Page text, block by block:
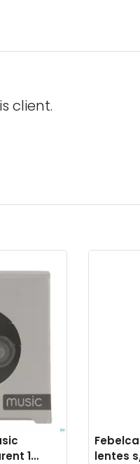
client.
1
lentes